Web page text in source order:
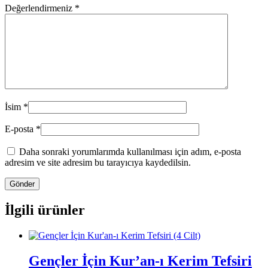
Değerlendirmeniz *
İsim *
E-posta *
Daha sonraki yorumlarımda kullanılması için adım, e-posta
adresim ve site adresim bu tarayıcıya kaydedilsin.
İlgili ürünler
Gençler İçin Kur’an-ı Kerim Tefsiri